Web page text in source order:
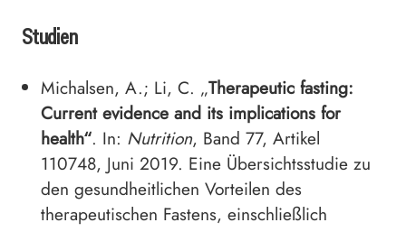
Studien
Michalsen, A.; Li, C. „Therapeutic fasting:
Current evidence and its implications for
health“. In: Nutrition, Band 77, Artikel
110748, Juni 2019. Eine Übersichtsstudie zu
den gesundheitlichen Vorteilen des
therapeutischen Fastens, einschließlich